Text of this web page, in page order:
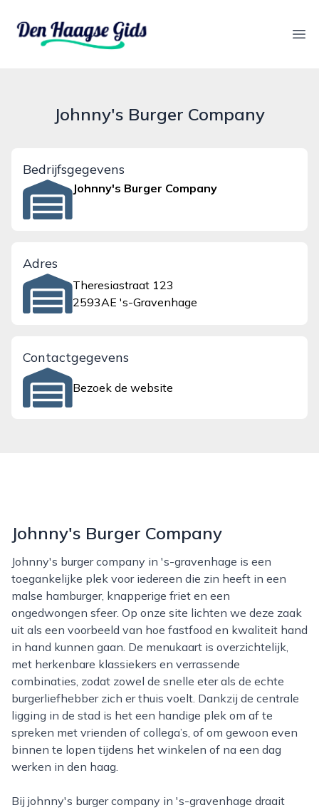
denhaagsegids.nl
Johnny's Burger Company
Bedrijfsgegevens
Johnny's Burger Company
Adres
Theresiastraat 123
2593AE 's-Gravenhage
Contactgegevens
Bezoek de website
Johnny's Burger Company
Johnny's burger company in 's-gravenhage is een
toegankelijke plek voor iedereen die zin heeft in een
malse hamburger, knapperige friet en een
ongedwongen sfeer. Op onze site lichten we deze zaak
uit als een voorbeeld van hoe fastfood en kwaliteit hand
in hand kunnen gaan. De menukaart is overzichtelijk,
met herkenbare klassiekers en verrassende
combinaties, zodat zowel de snelle eter als de echte
burgerliefhebber zich er thuis voelt. Dankzij de centrale
ligging in de stad is het een handige plek om af te
spreken met vrienden of collega’s, of om gewoon even
binnen te lopen tijdens het winkelen of na een dag
werken in den haag.
Bij johnny's burger company in 's-gravenhage draait